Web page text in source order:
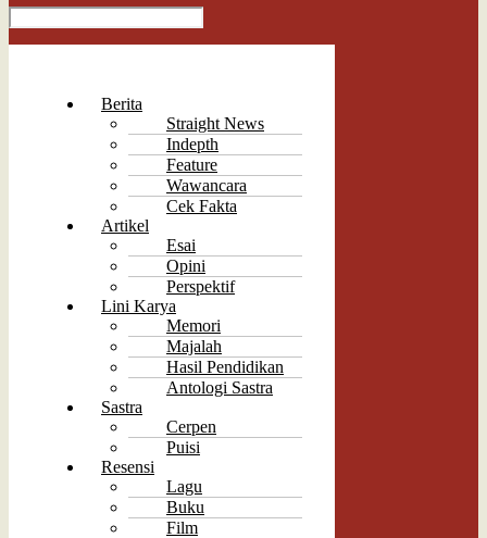
Berita
Straight News
Indepth
Feature
Wawancara
Cek Fakta
Artikel
Esai
Opini
Perspektif
Lini Karya
Memori
Majalah
Hasil Pendidikan
Antologi Sastra
Sastra
Cerpen
Puisi
Resensi
Lagu
Buku
Film